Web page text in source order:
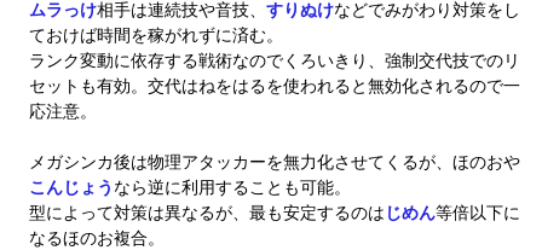
ムラっけ相手は連続技や音技、 すりぬけなどでみがわり対策をし
ておけば時間を稼がれずに済む。
ランク変動に依存する戦術なのでくろいきり、強制交代技でのリ
セットも有効。交代はねをはるを使われると無効化されるので一
応注意。
メガシンカ後は物理アタッカーを無力化させてくるが、ほのおや
こんじょう なら逆に利用することも可能。
型によって対策は異なるが、最も安定するのは じめん等倍以下に
なるほのお複合。